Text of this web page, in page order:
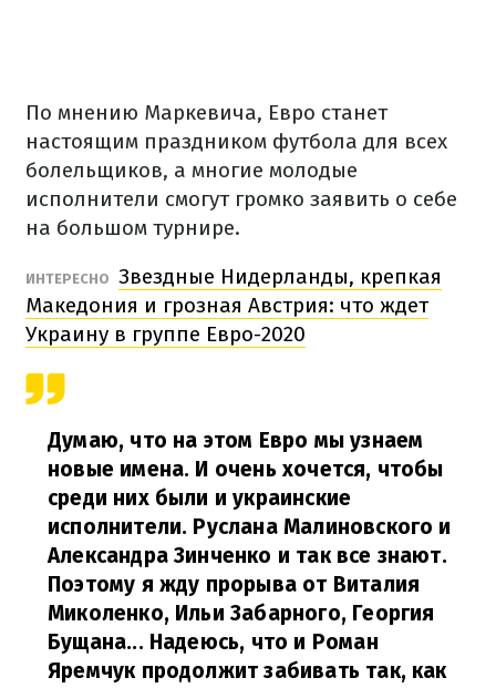
По мнению Маркевича, Евро станет
настоящим праздником футбола для всех
болельщиков, а многие молодые
исполнители смогут громко заявить о себе
на большом турнире.
ИНТЕРЕСНО Звездные Нидерланды, крепкая
Македония и грозная Австрия: что ждет
Украину в группе Евро-2020
Думаю, что на этом Евро мы узнаем
новые имена. И очень хочется, чтобы
среди них были и украинские
исполнители. Руслана Малиновского и
Александра Зинченко и так все знают.
Поэтому я жду прорыва от Виталия
Миколенко, Ильи Забарного, Георгия
Бущана... Надеюсь, что и Роман
Яремчук продолжит забивать так, как